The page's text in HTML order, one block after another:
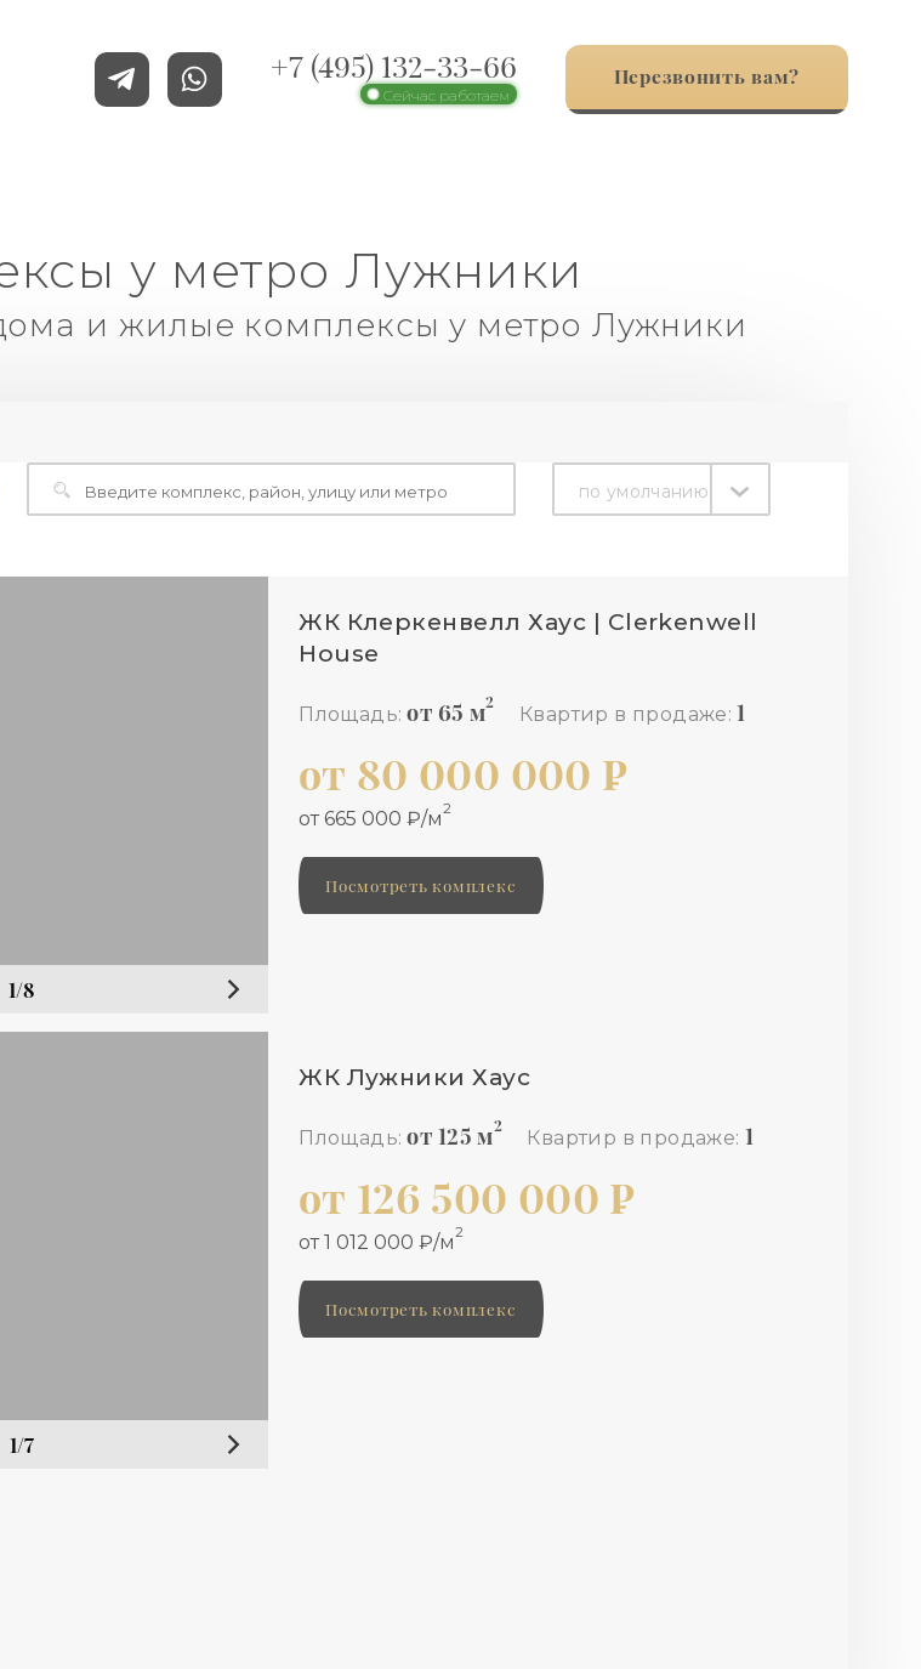
+7 (495) 132-33-66
Сейчас работаем
Перезвонить вам?
у метро Лужники
и жилые комплексы у метро Лужники
по умолчанию
1/8
ЖК Клеркенвелл Хаус | Clerkenwell
House
Площадь: от 65 м2
Квартир в продаже: 1
от 80 000 000 ₽
от 665 000 ₽/м2
Посмотреть комплекс
1/7
ЖК Лужники Хаус
Площадь: от 125 м2
Квартир в продаже: 1
от 126 500 000 ₽
от 1 012 000 ₽/м2
Посмотреть комплекс